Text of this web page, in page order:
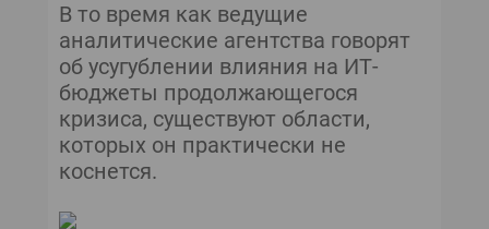
В то время как ведущие
аналитические агентства говорят
об усугублении влияния на ИТ-
бюджеты продолжающегося
кризиса, существуют области,
которых он практически не
коснется.